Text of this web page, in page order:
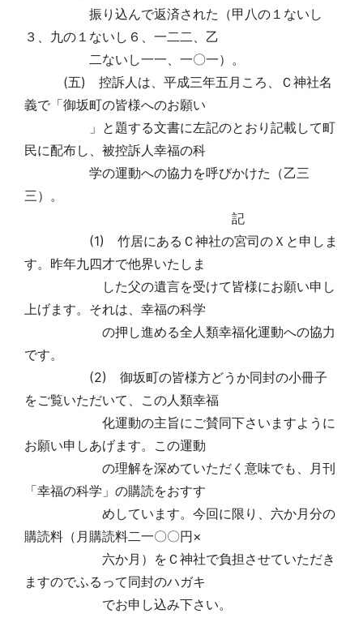
振り込んで返済された（甲八の１ないし
３、九の１ないし６、一二二、乙
二ないし一一、一〇一）。
(五) 控訴人は、平成三年五月ころ、Ｃ神社名
義で「御坂町の皆様へのお願い
」と題する文書に左記のとおり記載して町
民に配布し、被控訴人幸福の科
学の運動への協力を呼びかけた（乙三
三）。
記
(1) 竹居にあるＣ神社の宮司のＸと申しま
す。昨年九四才で他界いたしま
した父の遺言を受けて皆様にお願い申し
上げます。それは、幸福の科学
の押し進める全人類幸福化運動への協力
です。
(2) 御坂町の皆様方どうか同封の小冊子
をご覧いただいて、この人類幸福
化運動の主旨にご賛同下さいますように
お願い申しあげます。この運動
の理解を深めていただく意味でも、月刊
「幸福の科学」の購読をおすす
めしています。今回に限り、六か月分の
購読料（月購読料二一〇〇円×
六か月）をＣ神社で負担させていただき
ますのでふるって同封のハガキ
でお申し込み下さい。